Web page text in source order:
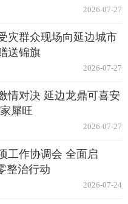
2026-07-27
灾群众现场向延边城市
送锦旗
2026-07-27
情对决 延边龙鼎可喜安
犀旺
2026-07-27
工作协调会 全面启
整治行动
2026-07-24